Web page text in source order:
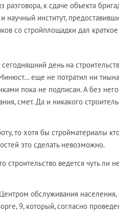
разговора, к сдаче объекта
научный институт,
со стройплощадки дал
день на
еще не потратил ни
пока не подписан. А без
смет. Да и никакого
то хотя бы стройматериалы
это сделать невозможно.
ведется чуть ли
обслуживания
9, который, согласно